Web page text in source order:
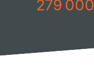
279 000